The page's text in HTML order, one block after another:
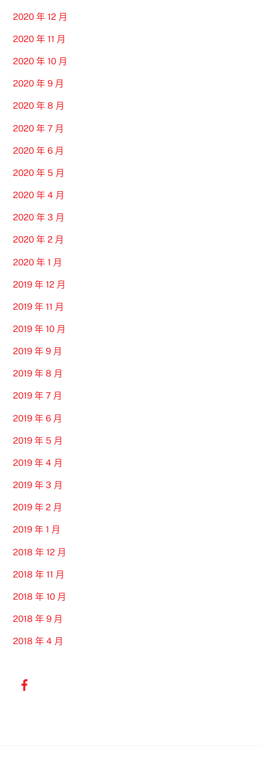
2020 年 12 月
2020 年 11 月
2020 年 10 月
2020 年 9 月
2020 年 8 月
2020 年 7 月
2020 年 6 月
2020 年 5 月
2020 年 4 月
2020 年 3 月
2020 年 2 月
2020 年 1 月
2019 年 12 月
2019 年 11 月
2019 年 10 月
2019 年 9 月
2019 年 8 月
2019 年 7 月
2019 年 6 月
2019 年 5 月
2019 年 4 月
2019 年 3 月
2019 年 2 月
2019 年 1 月
2018 年 12 月
2018 年 11 月
2018 年 10 月
2018 年 9 月
2018 年 4 月